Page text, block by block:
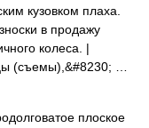
кузовком плаха.
в продажу
колеса. |
(съемы),&#8230; …
плоское